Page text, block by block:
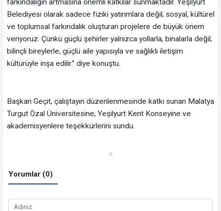
farkındalığın artmasına önemli katkılar sunmaktadır. Yeşilyurt
Belediyesi olarak sadece fiziki yatırımlara değil; sosyal, kültürel
ve toplumsal farkındalık oluşturan projelere de büyük önem
veriyoruz. Çünkü güçlü şehirler yalnızca yollarla, binalarla değil;
bilinçli bireylerle, güçlü aile yapısıyla ve sağlıklı iletişim
kültürüyle inşa edilir.” diye konuştu.
Başkan Geçit, çalıştayın düzenlenmesinde katkı sunan Malatya
Turgut Özal Üniversitesine, Yeşilyurt Kent Konseyine ve
akademisyenlere teşekkürlerini sundu.
#
Yorumlar (0)